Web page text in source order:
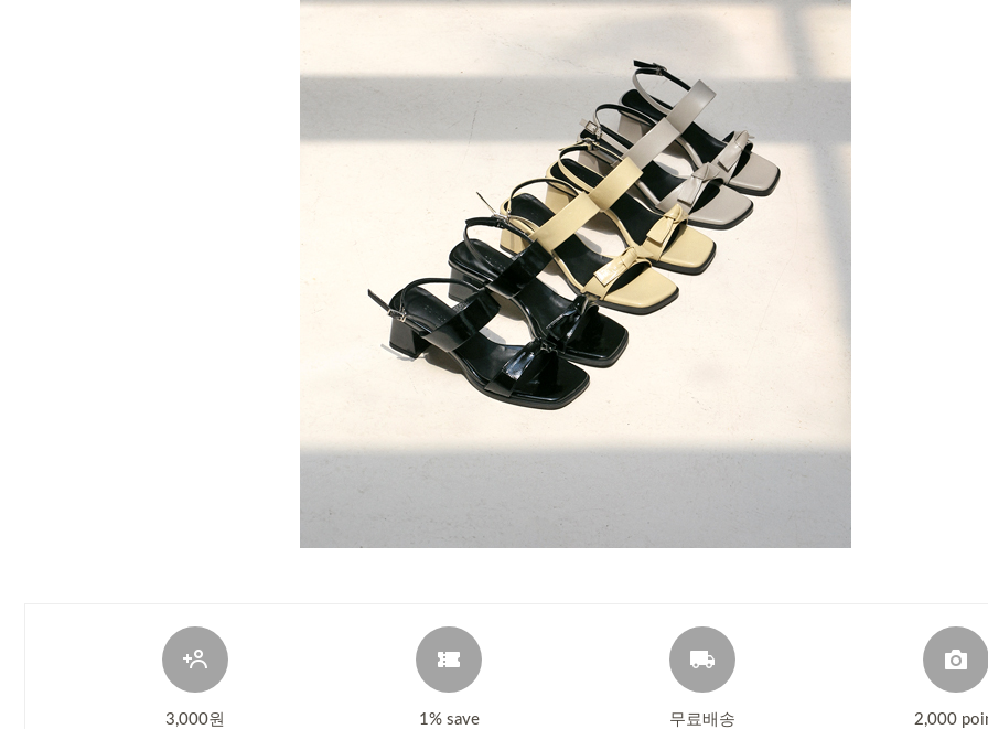
3,000원 1% save 무료배송 2,000